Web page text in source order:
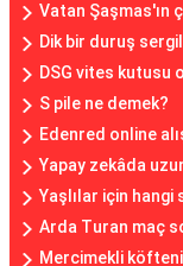
Vatan Şaşmas'ın
Dik bir duruş
DSG vites kutusu
S pile ne demek?
Edenred online
Yapay zekâda
Yaşlılar için hangi
Arda Turan maç
Mercimekli